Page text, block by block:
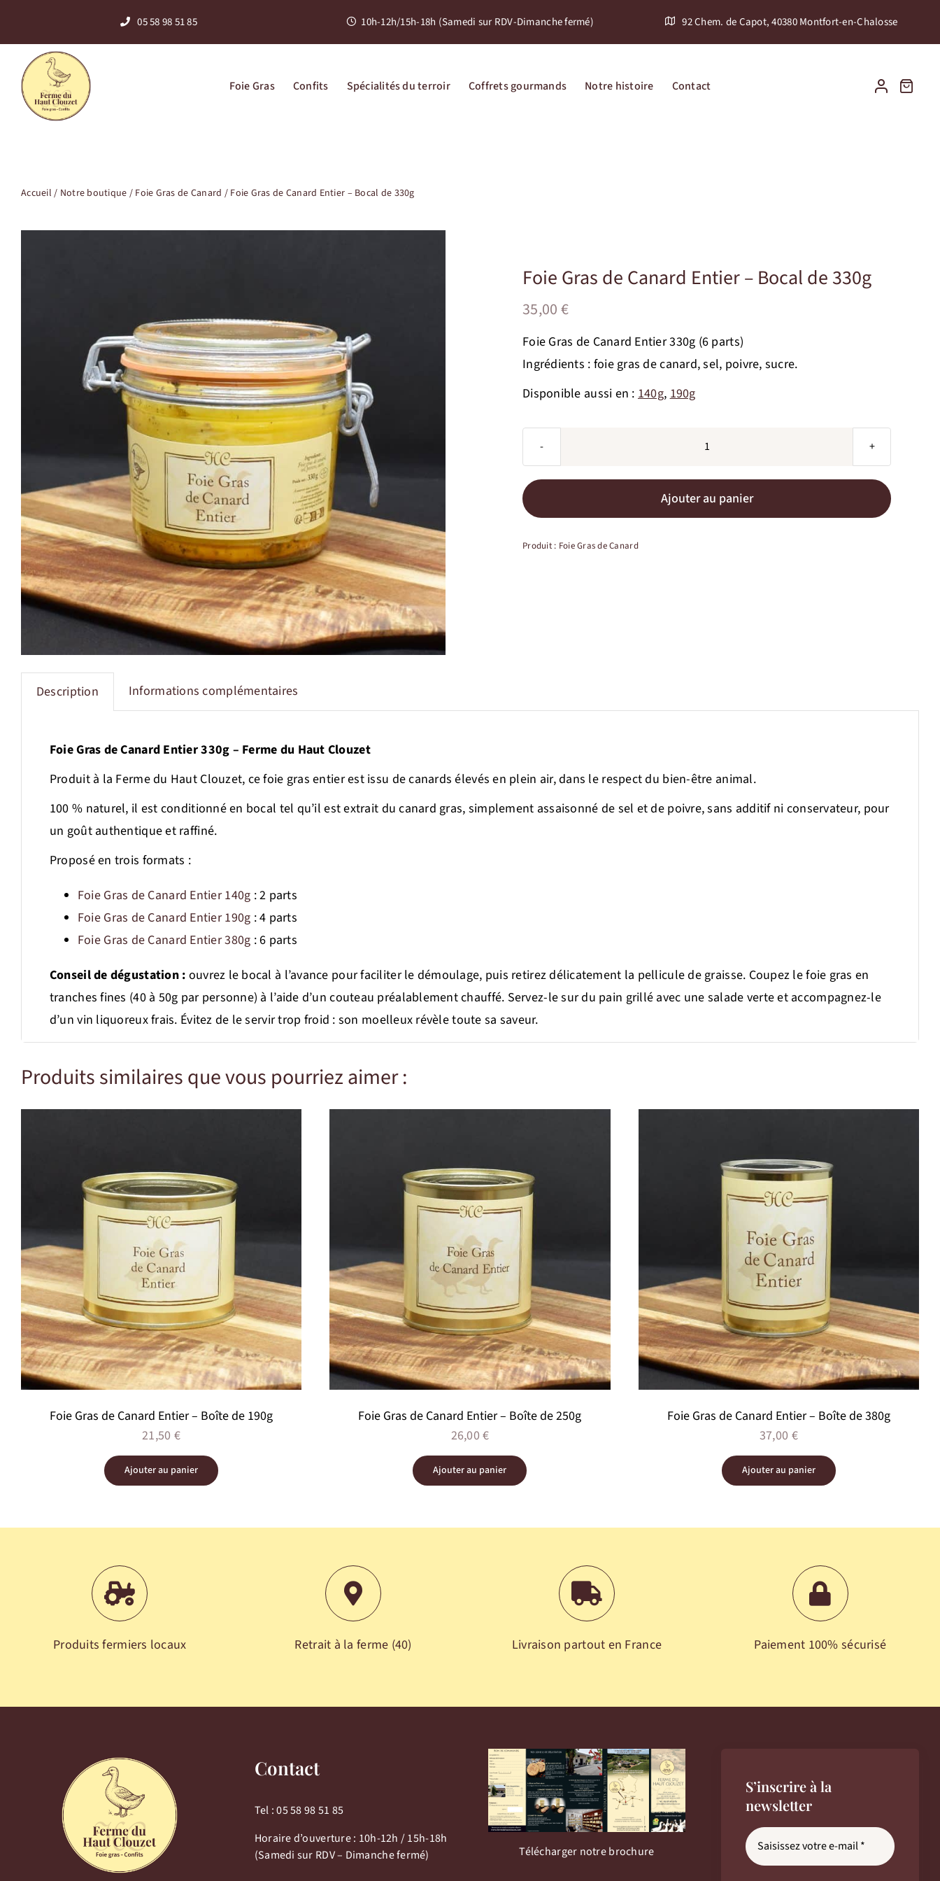
content
05 58 98 51 85 10h-12h/15h-18h (Samedi sur RDV-Dimanche fermé) 92 Chem. de Capot, 40380 Montfort-en-Chalosse
Foie Gras Confits Spécialités du terroir Coffrets gourmands Notre histoire Contact
Accueil / Notre boutique / Foie Gras de Canard / Foie Gras de Canard Entier – Bocal de 330g
Foie Gras de Canard Entier – Bocal de 330g
35,00€
Foie Gras de Canard Entier 330g (6 parts)
Ingrédients : foie gras de canard, sel, poivre, sucre.
Disponible aussi en : 140g,190g
quantité
Foie
Gras
Ajouter au panier
Produit : Foie Gras de Canard
Description Informations complémentaires
Foie Gras de Canard Entier 330g – Ferme du Haut Clouzet
Produit à la Ferme du Haut Clouzet, ce foie gras entier est issu de canards élevés en plein air, dans le respect du bien-être animal.
100 % naturel, il est conditionné en bocal tel qu’il est extrait du canard gras, simplement assaisonné de sel et de poivre, sans additif ni conservateur, pour
un goût authentique et raffiné.
Proposé en trois formats :
Foie Gras de Canard Entier 140g : 2 parts
Foie Gras de Canard Entier 190g : 4 parts
Foie Gras de Canard Entier 380g : 6 parts
Conseil de dégustation : ouvrez le bocal à l’avance pour faciliter le démoulage, puis retirez délicatement la pellicule de graisse. Coupez le foie gras en
tranches fines (40 à 50g par personne) à l’aide d’un couteau préalablement chauffé. Servez-le sur du pain grillé avec une salade verte et accompagnez-le
d’un vin liquoreux frais. Évitez de le servir trop froid : son moelleux révèle toute sa saveur.
Produits similaires que vous pourriez aimer :
Foie Gras de Canard Entier – Boîte de 190g
21,50 €
Ajouter au panier
Foie Gras de Canard Entier – Boîte de 250g
26,00€
Ajouter au panier
Foie Gras de Canard Entier – Boîte de 380g
37,00 €
Ajouter au panier
Produits fermiers locaux Retrait à la ferme (40) Livraison partout en France Paiement 100% sécurisé
Contact
Tel :05 58 98 51 85
Horaire d’ouverture : 10h-12h / 15h-18h
(Samedi sur RDV – Dimanche fermé)
Télécharger notre brochure
S’inscrire à la
newsletter